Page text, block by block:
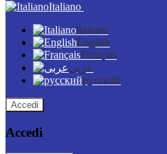
Italiano
Italiano
English
Français
عربى
русский
Accedi
Accedi